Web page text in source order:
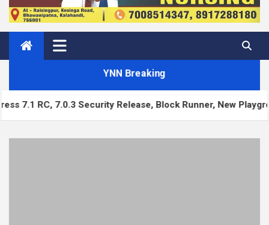
YNN Breaking
Release, Block Runner, New Playground UI and